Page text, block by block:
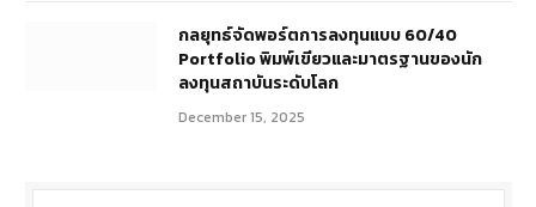
กลยุทธ์จัดพอร์ตการลงทุนแบบ 60/40
Portfolio พิมพ์เขียวและมาตรฐานของนัก
ลงทุนสถาบันระดับโลก
December 15, 2025